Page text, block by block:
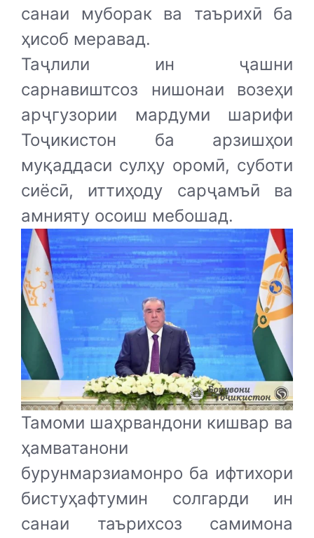
санаи муборак ва таърихӣ ба
ҳисоб меравад.
Таҷлили ин ҷашни
сарнавиштсоз нишонаи возеҳи
арҷгузории мардуми шарифи
Тоҷикистон ба арзишҳои
муқаддаси сулҳу оромӣ, суботи
сиёсӣ, иттиҳоду сарҷамъӣ ва
амнияту осоиш мебошад.
Тамоми шаҳрвандони кишвар ва
ҳамватанони
бурунмарзиамонро ба ифтихори
бистуҳафтумин солгарди ин
санаи таърихсоз самимона